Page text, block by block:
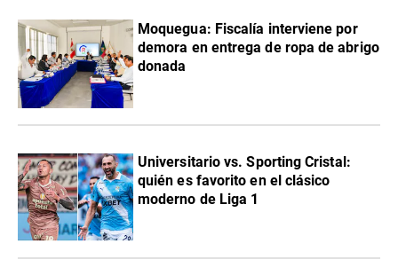
Moquegua: Fiscalía interviene por
demora en entrega de ropa de abrigo
donada
Universitario vs. Sporting Cristal:
quién es favorito en el clásico
moderno de Liga 1